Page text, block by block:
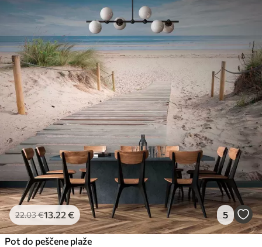
22.03€13 .22 € 5
Pot do peščene plaže